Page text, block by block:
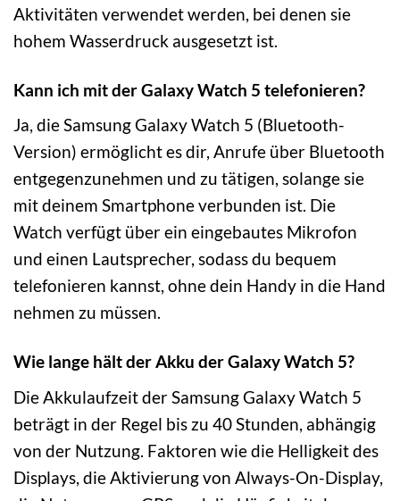
Aktivitäten verwendet werden, bei denen sie
hohem Wasserdruck ausgesetzt ist.
Kann ich mit der Galaxy Watch 5 telefonieren?
Ja, die Samsung Galaxy Watch 5 (Bluetooth-
Version) ermöglicht es dir, Anrufe über Bluetooth
entgegenzunehmen und zu tätigen, solange sie
mit deinem Smartphone verbunden ist. Die
Watch verfügt über ein eingebautes Mikrofon
und einen Lautsprecher, sodass du bequem
telefonieren kannst, ohne dein Handy in die Hand
nehmen zu müssen.
Wie lange hält der Akku der Galaxy Watch 5?
Die Akkulaufzeit der Samsung Galaxy Watch 5
beträgt in der Regel bis zu 40 Stunden, abhängig
von der Nutzung. Faktoren wie die Helligkeit des
Displays, die Aktivierung von Always-On-Display,